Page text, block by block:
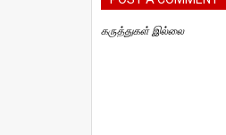
கருத்துகள் இல்லை